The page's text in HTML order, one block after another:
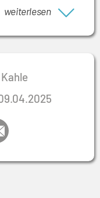
in die
des Interim
weiterlesen